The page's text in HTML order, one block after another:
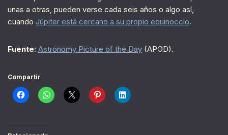
unas a otras, pueden verse cada seis años o algo así,
cuando Júpiter está cercano a su propio equinoccio.
Fuente: Astronomy Picture of the Day (APOD).
Compartir